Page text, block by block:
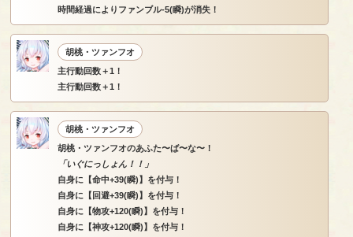
時間経過によりファンブル-5(瞬)が消失！
胡桃・ツァンフオ
主行動回数＋1！
主行動回数＋1！
胡桃・ツァンフオ
胡桃・ツァンフオのあふた〜ば〜な〜！
「いぐにっしょん！！」
自身に【命中+39(瞬)】を付与！
自身に【回避+39(瞬)】を付与！
自身に【物攻+120(瞬)】を付与！
自身に【神攻+120(瞬)】を付与！